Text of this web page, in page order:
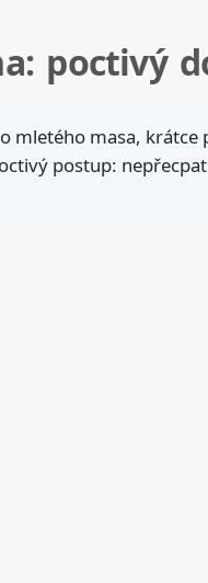
poctivý
mletého masa,
postup: